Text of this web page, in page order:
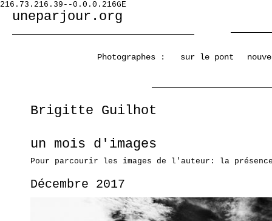
216.73.216.39--0.0.0.216GE
uneparjour.org
Photographes : sur le pont
Brigitte Guilhot
un mois d'images
Pour parcourir les images de l'auteur: la
Décembre 2017